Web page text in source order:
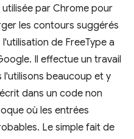
par Chrome pour
les contours suggérés
de FreeType a
Il effectue un travail
l'utilisons beaucoup et y
dans un code non
où les entrées
Le simple fait de